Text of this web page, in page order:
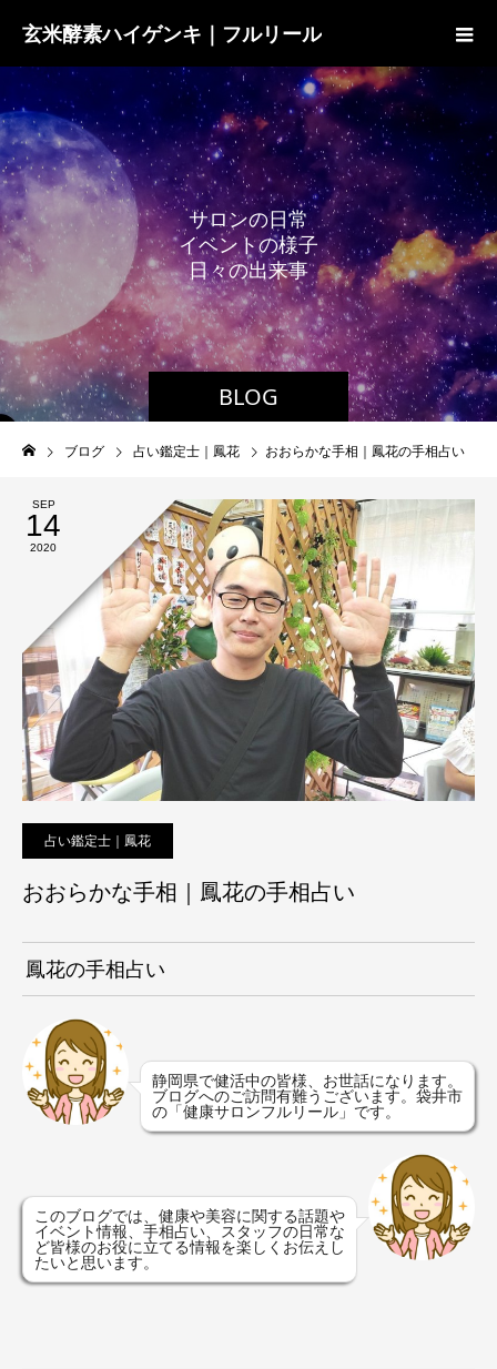
玄米酵素ハイゲンキ｜フルリール
BLOG
サロンの日常
イベン トの様子
日々の出来事
ブログ 占い鑑定士｜鳳花 おおらかな手相｜鳳花の手相占い
SEP
14
2020
占い鑑定士｜鳳花
おおらかな手相｜鳳花の手相占い
鳳花の手相占い
静岡県で健活中の皆様、お世話になります。
ブログへのご訪問有難うございます。袋井市
の「健康サロンフルリール」です。
このブログでは、健康や美容に関する話題や
イベント情報、手相占い、スタッフの日常な
ど皆様のお役に立てる情報を楽しくお伝えし
たいと思います。